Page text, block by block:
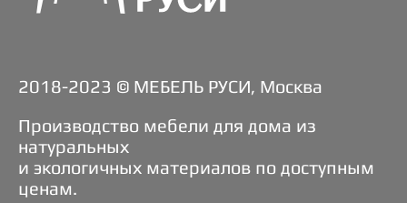
2018-2023 © МЕБЕЛЬ РУСИ, Москва
Производство мебели для дома из
натуральных
и экологичных материалов по доступным
ценам.